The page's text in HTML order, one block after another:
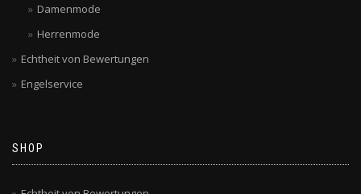
Damenmode
Herrenmode
Echtheit von Bewertungen
Engelservice
SHOP